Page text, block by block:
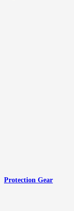
Protection Gear